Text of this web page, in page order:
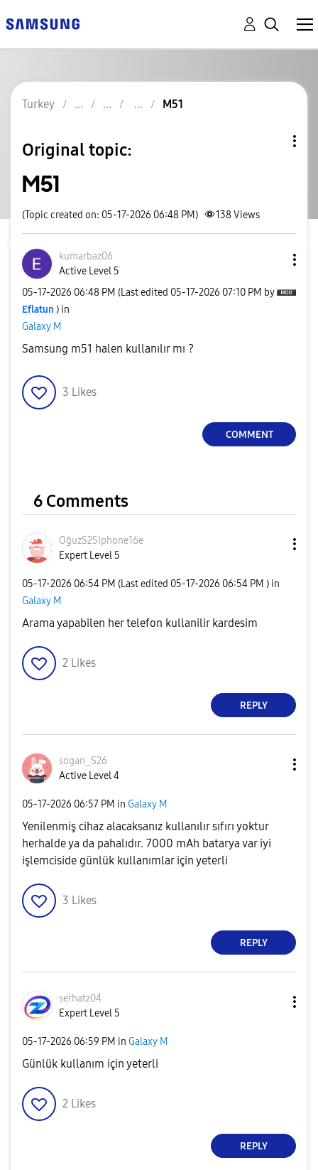
Turkey M51
Original topic:
M51
(Topic created on: 05-17-2026 06:48 PM) 138Views
kumarbaz06
Active Level 5
‎05-17-2026 06:48 PM (Last edited ‎05-17-2026 07:10 PM by
Eflatun ) in
Galaxy M
Samsung m51 halen kullanılır mı ?
3 Likes
COMMENT
6 Comments
OğuzS25Iphone16e
Expert Level 5
‎05-17-2026 06:54 PM (Last edited ‎05-17-2026 06:54 PM ) in
Galaxy M
Arama yapabilen her telefon kullanilir kardesim
2 Likes
REPLY
sogan_S26
Active Level 4
‎05-17-2026 06:57 PM in Galaxy M
Yenilenmiş cihaz alacaksanız kullanılır sıfırı yoktur
herhalde ya da pahalıdır. 7000 mAh batarya var iyi
işlemciside günlük kullanımlar için yeterli
3 Likes
REPLY
serhatz04
Expert Level 5
‎05-17-2026 06:59 PM in Galaxy M
Günlük kullanım için yeterli
2 Likes
REPLY